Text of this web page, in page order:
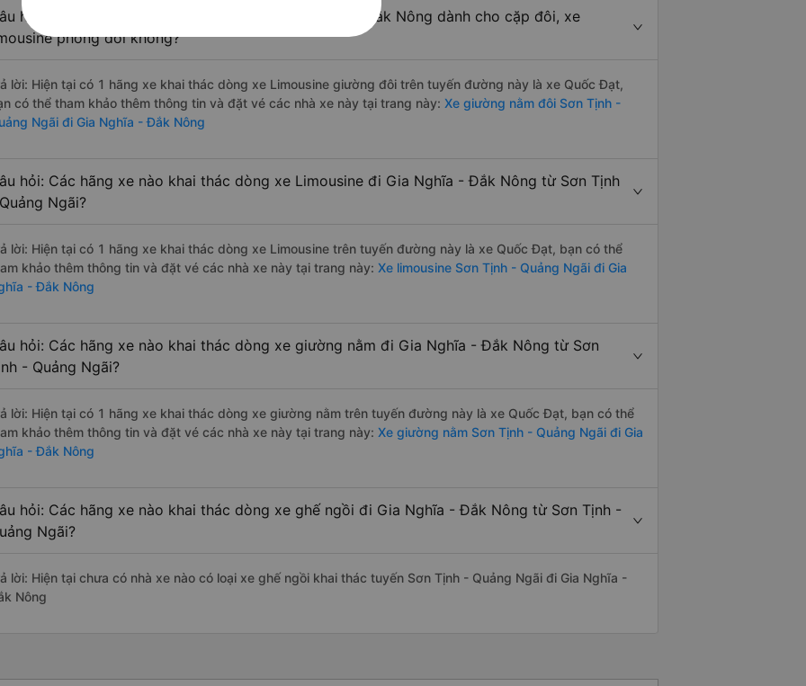
hỏi: Có loại xe Sơn Tịnh - Quảng Ngãi Gia Nghĩa - Đắk Nông dành cho cặp đôi, xe
phòng đôi không?
lời: Hiện tại có 1 hãng xe khai thác dòng xe Limousine giường đôi trên tuyến đường này là xe Quốc Đạt,
có thể tham khảo thêm thông tin và đặt vé các nhà xe này tại trang này: Xe giường nằm đôi Sơn Tịnh -
Ngãi đi Gia Nghĩa - Đắk Nông
hỏi: Các hãng xe nào khai thác dòng xe Limousine đi Gia Nghĩa - Đắk Nông từ Sơn Tịnh
Ngãi?
lời: Hiện tại có 1 hãng xe khai thác dòng xe Limousine trên tuyến đường này là xe Quốc Đạt, bạn có thể
khảo thêm thông tin và đặt vé các nhà xe này tại trang này: Xe limousine Sơn Tịnh - Quảng Ngãi đi Gia
- Đắk Nông
hỏi: Các hãng xe nào khai thác dòng xe giường nằm đi Gia Nghĩa - Đắk Nông từ Sơn
- Quảng Ngãi?
lời: Hiện tại có 1 hãng xe khai thác dòng xe giường nằm trên tuyến đường này là xe Quốc Đạt, bạn có thể
khảo thêm thông tin và đặt vé các nhà xe này tại trang này: Xe giường nằm Sơn Tịnh - Quảng Ngãi đi Gia
- Đắk Nông
hỏi: Các hãng xe nào khai thác dòng xe ghế ngồi đi Gia Nghĩa - Đắk Nông từ Sơn Tịnh -
Ngãi?
lời: Hiện tại chưa có nhà xe nào có loại xe ghế ngồi khai thác tuyến Sơn Tịnh - Quảng Ngãi đi Gia Nghĩa -
Nông